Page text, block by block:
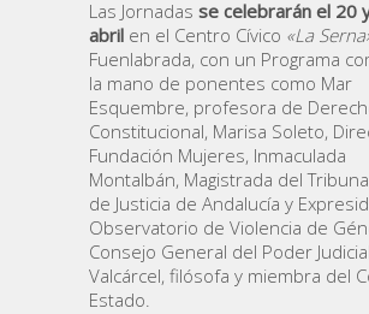
Las Jornadas se celebrarán el 20
abril en el Centro Cívico «La
Fuenlabrada, con un Programa
la mano de ponentes como Mar
Esquembre, profesora de
Constitucional, Marisa Soleto,
Fundación Mujeres, Inmaculada
Montalbán, Magistrada del
de Justicia de Andalucía y
Observatorio de Violencia de
Consejo General del Poder
Valcárcel, filósofa y miembra del
Estado.